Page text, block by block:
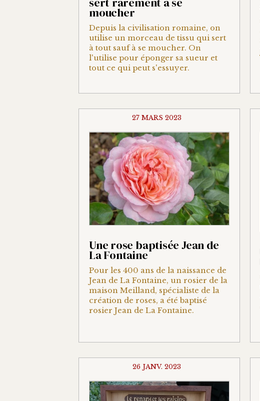
moucher
Depuis la civilisation romaine, on
utilise un morceau de tissu qui sert
à tout sauf à se moucher. On
l'utilise pour éponger sa sueur et
tout ce qui peut s'essuyer.
27 MARS 2023
Une rose baptisée Jean de
La Fontaine
Pour les 400 ans de la naissance de
Jean de La Fontaine, un rosier de la
maison Meilland, spécialiste de la
création de roses, a été baptisé
rosier Jean de La Fontaine.
26 JANV. 2023